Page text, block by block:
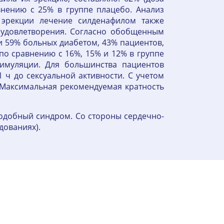
с 25% в группе плацебо. Анализ
лечение силденафилом также
Согласно обобщенным
больных диабетом, 43% пациентов,
сравнению с 16%, 15% и 12% в группе
Для большинства пациентов
до сексуальной активности. С учетом
рекомендуемая кратность
синдром. Со стороны сердечно-